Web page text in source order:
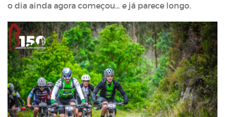
o dia ainda agora começou… e já parece longo.